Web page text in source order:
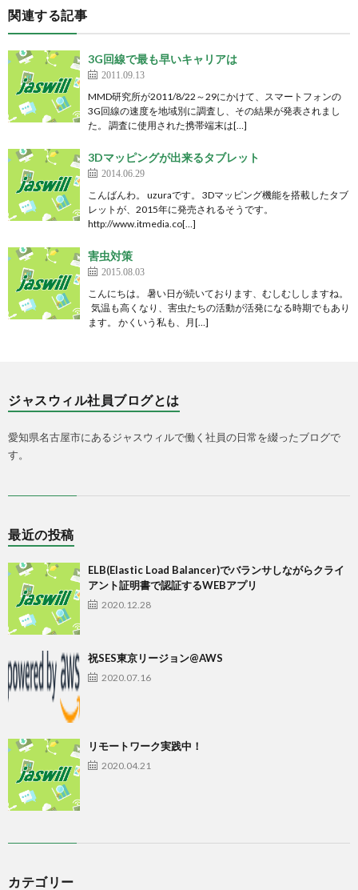
関連する記事
3G回線で最も早いキャリアは
2011.09.13
MMD研究所が2011/8/22～29にかけて、スマートフォンの
3G回線の速度を地域別に調査し、その結果が発表されまし
た。 調査に使用された携帯端末は[…]
3Dマッピングが出来るタブレット
2014.06.29
こんばんわ。 uzuraです。 3Dマッピング機能を搭載したタブ
レットが、2015年に発売されるそうです。
http://www.itmedia.co[…]
害虫対策
2015.08.03
こんにちは。 暑い日が続いております、むしむししますね。
気温も高くなり、害虫たちの活動が活発になる時期でもあり
ます。 かくいう私も、月[…]
ジャスウィル社員ブログとは
愛知県名古屋市にあるジャスウィルで働く社員の日常を綴ったブログで
す。
最近の投稿
ELB(Elastic Load Balancer)でバランサしながらクライ
アント証明書で認証するWEBアプリ
2020.12.28
祝SES東京リージョン@AWS
2020.07.16
リモートワーク実践中！
2020.04.21
カテゴリー